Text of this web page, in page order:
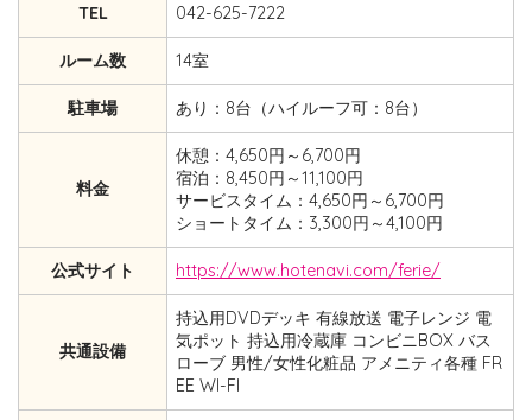
TEL 042-625-7222
ルーム数 14室
駐車場 あり：8台（ハイルーフ可：8台）
料金
休憩：4,650円～6,700円
宿泊：8,450円～11,100円
サービスタイム：4,650円～6,700円
ショートタイム：3,300円～4,100円
公式サイト https://www.hotenavi.com/ferie/
共通設備
持込用DVDデッキ 有線放送 電子レンジ 電
気ポット 持込用冷蔵庫 コンビニBOX バス
ローブ 男性/女性化粧品 アメニティ各種 FR
EE WI-FI